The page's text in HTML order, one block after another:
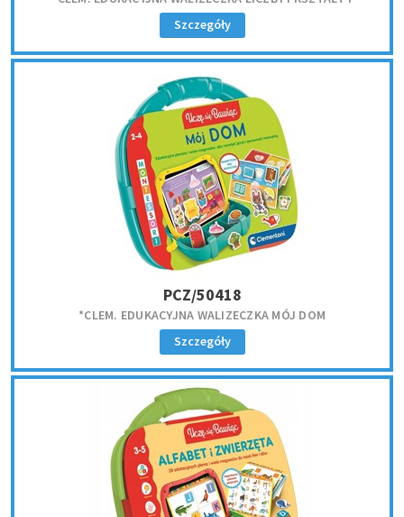
Szczegóły
PCZ/50418
*CLEM. EDUKACYJNA WALIZECZKA MÓJ DOM
Szczegóły